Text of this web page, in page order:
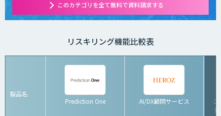
このカテゴリを全て無料で資料請求する
リスキリング機能比較表
製品名
Prediction One
AI/DX顧問サービス
こ